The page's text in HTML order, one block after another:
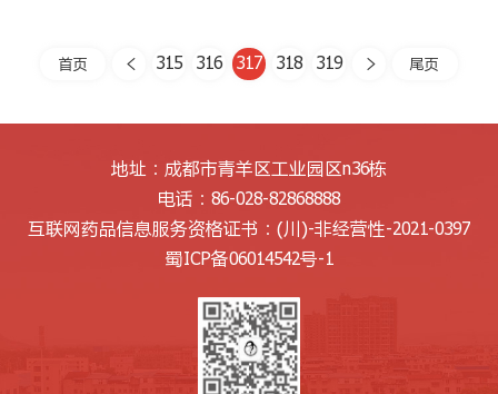
首页  315 316 317 318 319  尾页
地址：成都市青羊区工业园区n36栋
电话：86-028-82868888
互联网药品信息服务资格证书： (川)-非经营性-2021-0397
蜀ICP备06014542号-1